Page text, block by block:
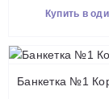
Купить в
Банкетка №1